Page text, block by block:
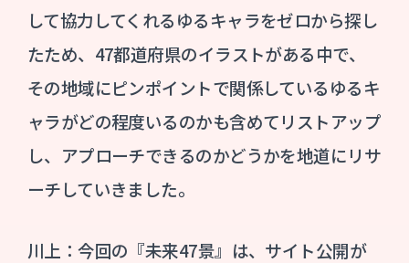
して協力してくれるゆるキャラをゼロから探し
たため、47都道府県のイラストがある中で、
その地域にピンポイントで関係しているゆるキ
ャラがどの程度いるのかも含めてリストアップ
し、アプローチできるのかどうかを地道にリサ
ーチしていきました。
川上：今回の『未来47景』は、サイト公開が